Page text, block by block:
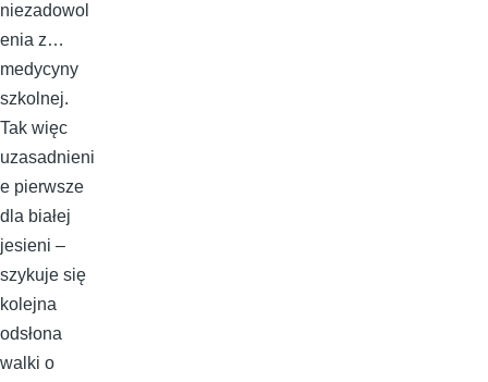
niezadowol
enia z…
medycyny
szkolnej.
Tak więc
uzasadnieni
e pierwsze
dla białej
jesieni –
szykuje się
kolejna
odsłona
walki o